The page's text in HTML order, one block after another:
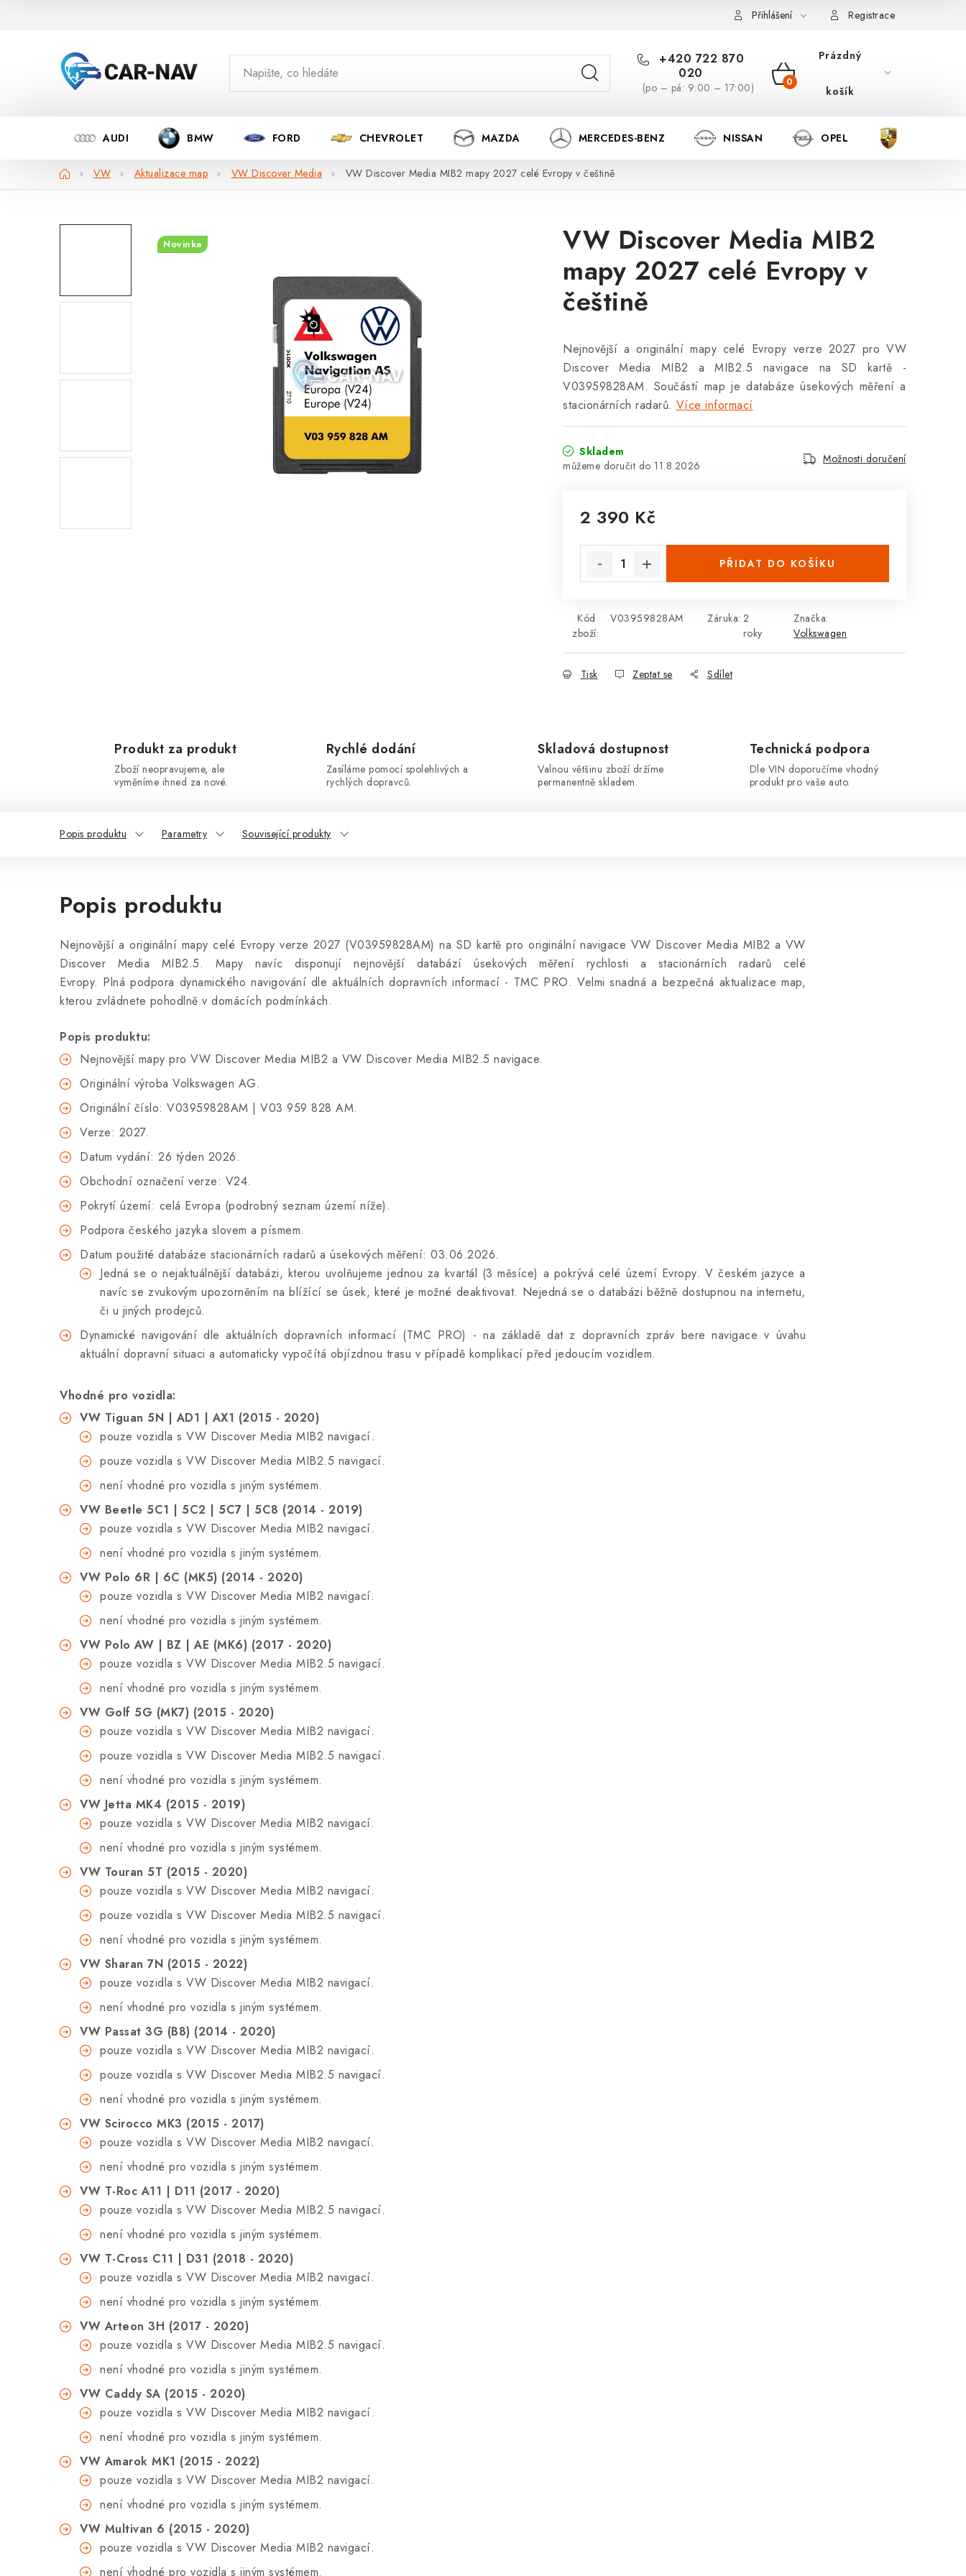
Přihlášení Registrace
+420 722 870
020
(po – pá: 9:00 – 17:00)
NÁKUPNÍ
KOŠÍK
Prázdný
košík
AUDI BMW FORD CHEVROLET MAZDA MERCEDES-BENZ NISSAN OPEL
DomůVW Aktualizace map VW Discover Media VW Discover Media MIB2 mapy 2027 celé Evropy v češtině
VW Discover Media MIB2
mapy 2027 celé Evropy v
češtině
Nejnovější a originální mapy celé Evropy verze 2027 pro VW
Discover Media MIB2 a MIB2.5 navigace na SD kartě -
V03959828AM. Součástí map je databáze úsekových měření a
stacionárních radarů. Více informací
Skladem
11.8.2026
Možnosti doručení
2 390 Kč
PŘIDAT DO KOŠÍKU
Kód
zboží:
V03959828AM Záruka: 2
roky
Značka:
Volkswagen
Tisk Zeptat se Sdílet
Novinka
Produkt za produkt
Zboží neopravujeme, ale
vyměníme ihned za nové.
Rychlé dodání
Zasíláme pomocí spolehlivých a
rychlých dopravců.
Skladová dostupnost
Valnou většinu zboží držíme
permanentně skladem.
Technická podpora
Dle VIN doporučíme vhodný
produkt pro vaše auto.
Popis produktu Parametry Související produkty
Popis produktu
Nejnovější a originální mapy celé Evropy verze 2027 (V03959828AM) na SD kartě pro originální navigace VW Discover Media MIB2 a VW
Discover Media MIB2.5. Mapy navíc disponují nejnovější databází úsekových měření rychlosti a stacionárních radarů celé
Evropy. Plná podpora dynamického navigování dle aktuálních dopravních informací - TMC PRO. Velmi snadná a bezpečná aktualizace map,
kterou zvládnete pohodlně v domácích podmínkách.
Popis produktu:
Nejnovější mapy pro VW Discover Media MIB2 a VW Discover Media MIB2.5 navigace.
Originální výroba Volkswagen AG.
Originální číslo: V03959828AM | V03 959 828 AM.
Verze: 2027.
Datum vydání: 26 týden 2026.
Obchodní označení verze: V24.
Pokrytí území: celá Evropa (podrobný seznam území níže).
Podpora českého jazyka slovem a písmem.
Datum použité databáze stacionárních radarů a úsekových měření: 03.06.2026.
Jedná se o nejaktuálnější databázi, kterou uvolňujeme jednou za kvartál (3 měsíce) a pokrývá celé území Evropy. V českém jazyce a
navíc se zvukovým upozorněním na blížící se úsek, které je možné deaktivovat. Nejedná se o databázi běžně dostupnou na internetu,
či u jiných prodejců.
Dynamické navigovánídle aktuálních dopravních informací (TMC PRO) - na základě dat z dopravních zpráv bere navigace v úvahu
aktuální dopravní situaci a automaticky vypočítá objízdnou trasu v případě komplikací před jedoucím vozidlem.
Vhodné pro vozidla:
VW Tiguan 5N | AD1 | AX1 (2015 - 2020)
pouze vozidla s VW Discover Media MIB2 navigací.
pouze vozidla s VW Discover Media MIB2.5 navigací.
není vhodné pro vozidla s jiným systémem.
VW Beetle 5C1 | 5C2 | 5C7 | 5C8 (2014 - 2019)
pouze vozidla s VW Discover Media MIB2 navigací.
není vhodné pro vozidla s jiným systémem.
VW Polo 6R | 6C (MK5) (2014 - 2020)
pouze vozidla s VW Discover Media MIB2 navigací.
není vhodné pro vozidla s jiným systémem.
VW Polo AW | BZ | AE (MK6) (2017 - 2020)
pouze vozidla s VW Discover Media MIB2.5 navigací.
není vhodné pro vozidla s jiným systémem.
VW Golf 5G (MK7) (2015 - 2020)
pouze vozidla s VW Discover Media MIB2 navigací.
pouze vozidla s VW Discover Media MIB2.5 navigací.
není vhodné pro vozidla s jiným systémem.
VW Jetta MK4 (2015 - 2019)
pouze vozidla s VW Discover Media MIB2 navigací.
není vhodné pro vozidla s jiným systémem.
VW Touran 5T (2015 - 2020)
pouze vozidla s VW Discover Media MIB2 navigací.
pouze vozidla s VW Discover Media MIB2.5 navigací.
není vhodné pro vozidla s jiným systémem.
VW Sharan 7N (2015 - 2022)
pouze vozidla s VW Discover Media MIB2 navigací.
není vhodné pro vozidla s jiným systémem.
VW Passat 3G (B8) (2014 - 2020)
pouze vozidla s VW Discover Media MIB2 navigací.
pouze vozidla s VW Discover Media MIB2.5 navigací.
není vhodné pro vozidla s jiným systémem.
VW Scirocco MK3 (2015 - 2017)
pouze vozidla s VW Discover Media MIB2 navigací.
není vhodné pro vozidla s jiným systémem.
VW T-Roc A11 | D11 (2017 - 2020)
pouze vozidla s VW Discover Media MIB2.5 navigací.
není vhodné pro vozidla s jiným systémem.
VW T-Cross C11 | D31 (2018 - 2020)
pouze vozidla s VW Discover Media MIB2 navigací.
není vhodné pro vozidla s jiným systémem.
VW Arteon 3H (2017 - 2020)
pouze vozidla s VW Discover Media MIB2.5 navigací.
není vhodné pro vozidla s jiným systémem.
VW Caddy SA (2015 - 2020)
pouze vozidla s VW Discover Media MIB2 navigací.
není vhodné pro vozidla s jiným systémem.
VW Amarok MK1 (2015 - 2022)
pouze vozidla s VW Discover Media MIB2 navigací.
není vhodné pro vozidla s jiným systémem.
VW Multivan 6 (2015 - 2020)
pouze vozidla s VW Discover Media MIB2 navigací.
není vhodné pro vozidla s jiným systémem.